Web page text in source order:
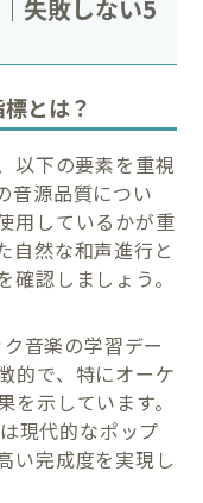
失敗しない5
とは？
以下の要素を重視
音源品質につい
用しているかが重
自然な和声進行と
認しましょう。
音楽の学習デー
的で、特にオーケ
示しています。
現代的なポップ
い完成度を実現し